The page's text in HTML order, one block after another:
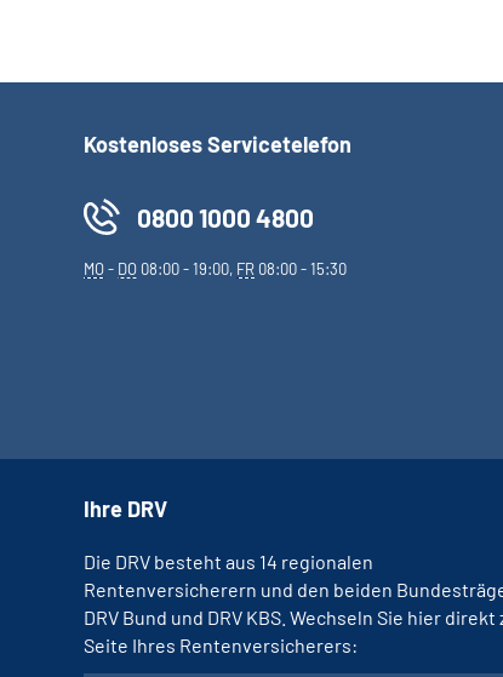
Kostenloses Servicetelefon
0800 1000 4800
MO- DO 08:00 - 19:00, FR 08:00 - 15:30
Ihre DRV
Die DRV besteht aus 14 regionalen
Rentenversicherern und den beiden
DRV Bund und DRV KBS. Wechseln Sie hier direkt
Seite Ihres Rentenversicherers: